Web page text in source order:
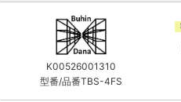
K00526001310
型番/品番TBS-4FS